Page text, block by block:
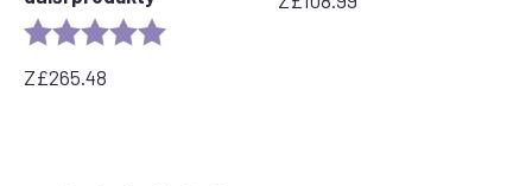
Rating:
Z£265.48